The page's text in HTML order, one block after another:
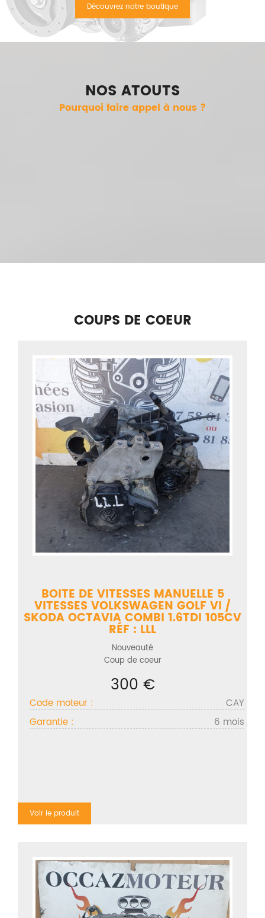
Découvrez notre boutique
NOS ATOUTS
Pourquoi faire appel à nous ?
COUPS DE COEUR
BOITE DE VITESSES MANUELLE 5
VITESSES VOLKSWAGEN GOLF VI /
SKODA OCTAVIA COMBI 1.6TDI 105CV
RÉF : LLL
Nouveauté
Coup de coeur
300 €
Code moteur :
CAY
Garantie :
6 mois
Voir le produit